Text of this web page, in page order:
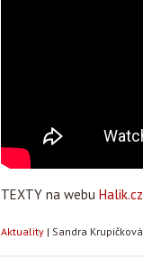
TEXTY na webu Halik.cz
Aktuality | Sandra Krupičková